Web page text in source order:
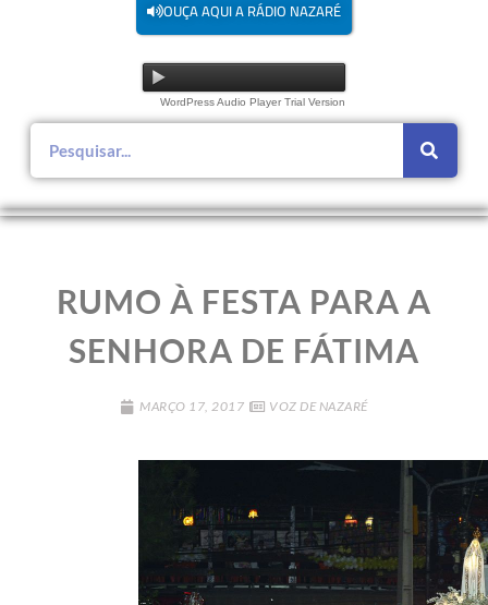
OUÇA AQUI A RÁDIO NAZARÉ
WordPress Audio Player Trial Version
RUMO À FESTA PARA A
SENHORA DE FÁTIMA
MARÇO 17, 2017 VOZ DE NAZARÉ